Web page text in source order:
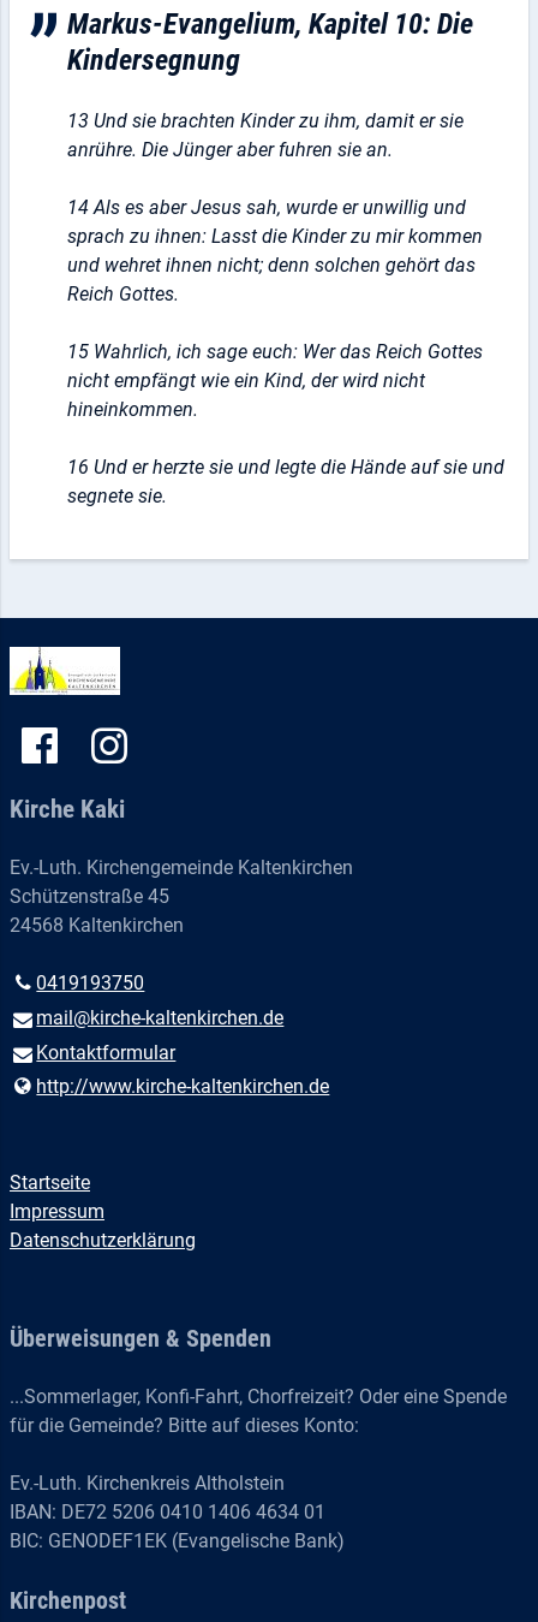
Markus-Evangelium, Kapitel 10: Die
Kindersegnung
13 Und sie brachten Kinder zu ihm, damit er sie
anrühre. Die Jünger aber fuhren sie an.
14 Als es aber Jesus sah, wurde er unwillig und
sprach zu ihnen: Lasst die Kinder zu mir kommen
und wehret ihnen nicht; denn solchen gehört das
Reich Gottes.
15 Wahrlich, ich sage euch: Wer das Reich Gottes
nicht empfängt wie ein Kind, der wird nicht
hineinkommen.
16 Und er herzte sie und legte die Hände auf sie und
segnete sie.
Kirche Kaki
Ev.-Luth. Kirchengemeinde Kaltenkirchen
Schützenstraße 45
24568 Kaltenkirchen
0419193750
mail@​kirche-kaltenkirchen.​de
Kontaktformular
http://www.​kirche-kaltenkirchen.​de
Startseite
Impressum
Datenschutzerklärung
Überweisungen & Spenden
...Sommerlager, Konfi-Fahrt, Chorfreizeit? Oder eine Spende
für die Gemeinde? Bitte auf dieses Konto:
Ev.-Luth. Kirchenkreis Altholstein
IBAN: DE72 5206 0410 1406 4634 01
BIC: GENODEF1EK (Evangelische Bank)
Kirchenpost